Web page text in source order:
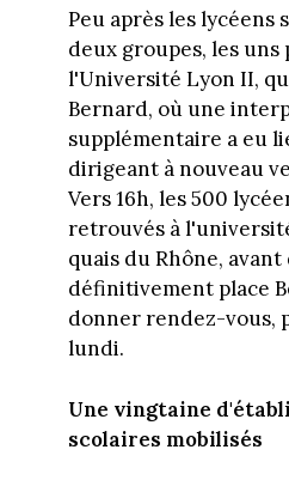
Peu après les lycéens
deux groupes, les
l'Université Lyon II,
Bernard, où une
supplémentaire a eu
dirigeant à nouveau
Vers 16h, les 500
retrouvés à
quais du Rhône,
définitivement place
donner rendez-vous,
lundi.
Une vingtaine
scolaires mobilisés